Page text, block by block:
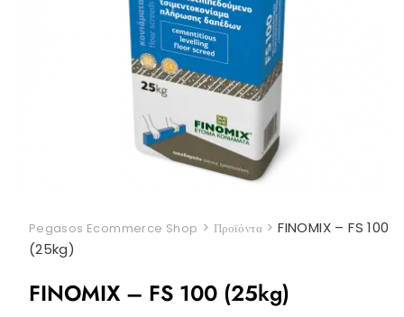
Pegasos Ecommerce Shop > Προϊόντα>FINOMIX – FS 100
(25kg)
FINOMIX – FS 100 (25kg)